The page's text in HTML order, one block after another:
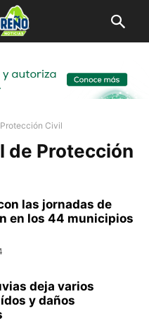
Civil
de Protección
las jornadas de
en los 44 municipios
deja varios
y daños